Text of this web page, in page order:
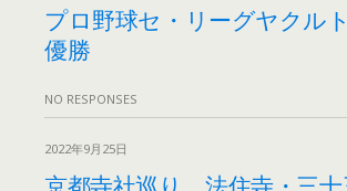
プロ野球セ・リーグヤクルト
優勝
NO RESPONSES
2022年9月25日
京都寺社巡り 法住寺・三十